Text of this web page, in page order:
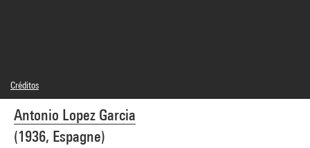
Antonio Lopez Garcia
(1936, Espagne)
Créditos
© Adagp, Paris
Créditos fotográficos : Centre Pompidou, MNAM-CCI/Service de la documentation
photographique du MNAM/Dist. GrandPalaisRmn
Referencia de la imagen : 4R09203 [1982 CX 0121]